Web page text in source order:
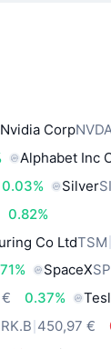
Nvidia Corp
Alphabet Inc
0.03% Silver
0.82%
Co LtdTSM
SpaceX
€ 0.37%
450,97 €